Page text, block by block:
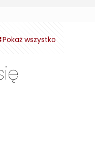
Pokaż wszystko